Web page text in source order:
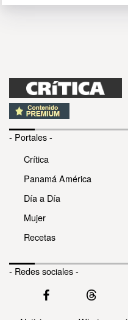
- Portales -
Crítica
Panamá América
Día a Día
Mujer
Recetas
- Redes sociales -